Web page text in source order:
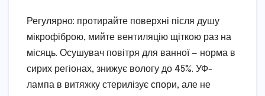
Регулярно: протирайте поверхні після душу
мікрофіброю, мийте вентиляцію щіткою раз на
місяць. Осушувач повітря для ванної — норма в
сирих регіонах, знижує вологу до 45%. УФ-
лампа в витяжку стерилізує спори, але не